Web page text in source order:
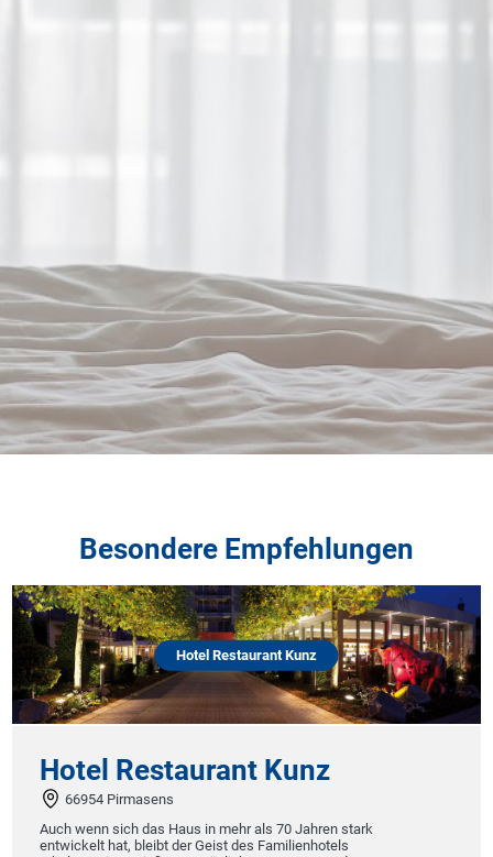
Besondere Empfehlungen
Hotel Restaurant Kunz
Hotel Restaurant Kunz
66954 Pirmasens
Auch wenn sich das Haus in mehr als 70 Jahren stark
entwickelt hat, bleibt der Geist des Familienhotels